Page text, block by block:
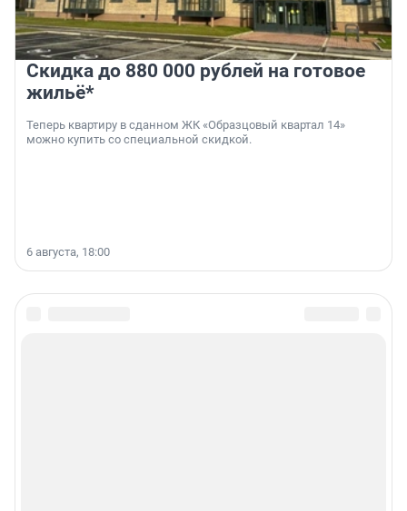
Скидка до 880 000 рублей на готовое
жильё*
Теперь квартиру в сданном ЖК «Образцовый квартал 14»
можно купить со специальной скидкой.
6 августа, 18:00